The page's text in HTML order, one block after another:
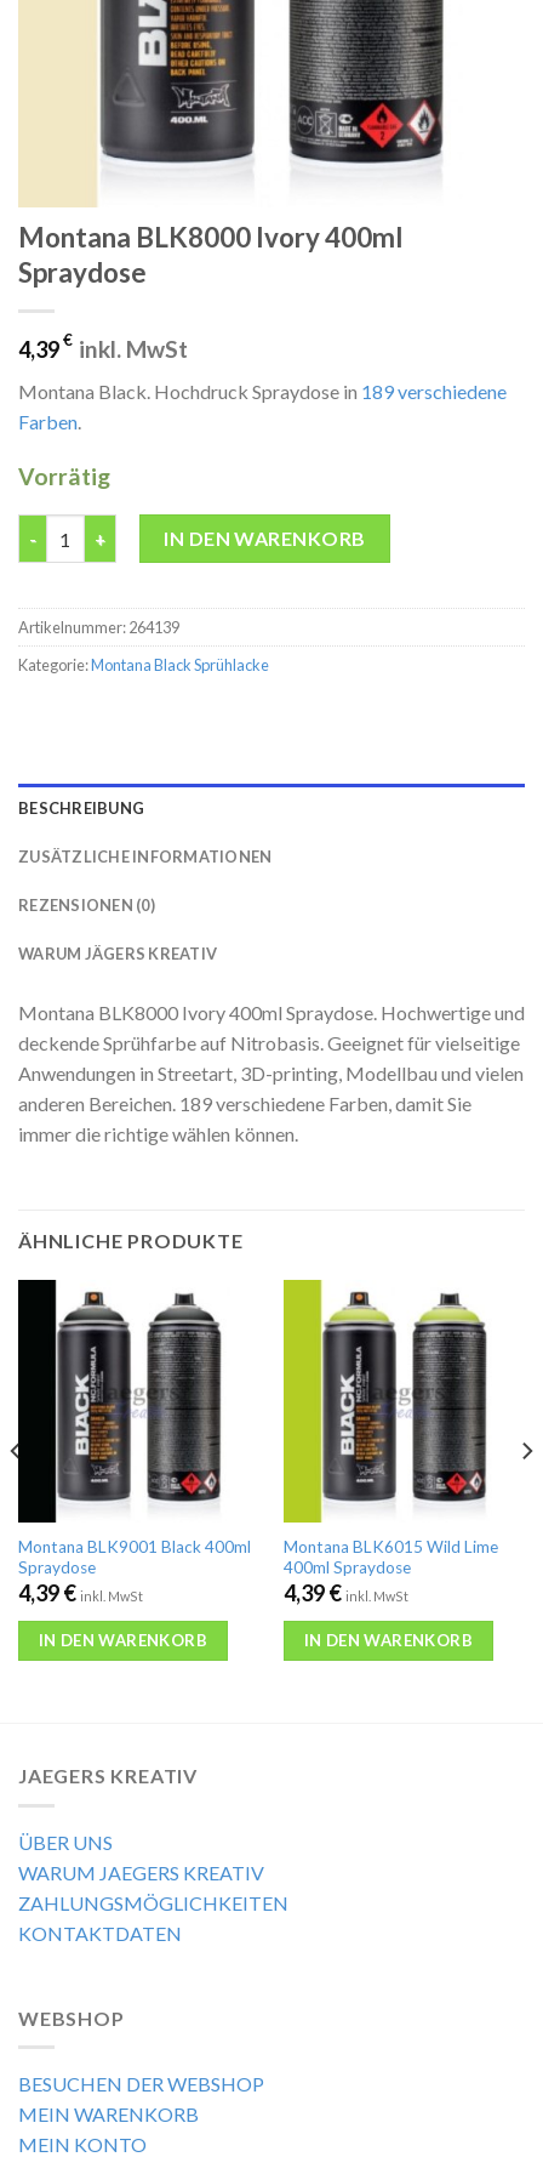
Montana BLK8000 Ivory 400ml
Spraydose
4,39€ inkl. MwSt
Montana Black. Hochdruck Spraydose in 189 verschiedene
Farben.
Vorrätig
IN DEN WARENKORB
Artikelnummer:264139
Kategorie:Montana Black Sprühlacke
BESCHREIBUNG
ZUSÄTZLICHE INFORMATIONEN
REZENSIONEN (0)
WARUM JÄGERS KREATIV
Montana BLK8000 Ivory 400ml Spraydose. Hochwertige und
deckende Sprühfarbe auf Nitrobasis. Geeignet für vielseitige
Anwendungen in Streetart, 3D-printing, Modellbau und vielen
anderen Bereichen. 189 verschiedene Farben, damit Sie
immer die richtige wählen können.
ÄHNLICHE PRODUKTE
Montana BLK9001 Black 400ml
Spraydose
4,39€ inkl. MwSt
IN DEN WARENKORB
Montana BLK6015 Wild Lime
400ml Spraydose
4,39€ inkl. MwSt
IN DEN WARENKORB
JAEGERS KREATIV
ÜBER UNS
WARUM JAEGERS KREATIV
ZAHLUNGSMÖGLICHKEITEN
KONTAKTDATEN
WEBSHOP
BESUCHEN DER WEBSHOP
MEIN WARENKORB
MEIN KONTO